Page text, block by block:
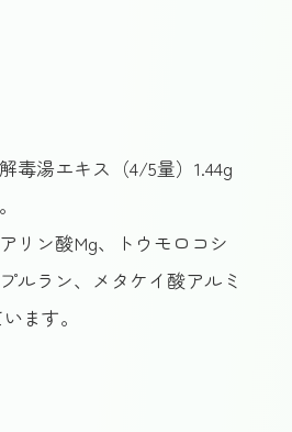
毒湯エキス（4/5量）1.44g
リン酸Mg、トウモロコシ
ルラン、メタケイ酸アルミ
ます。